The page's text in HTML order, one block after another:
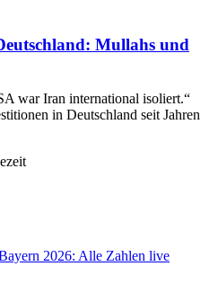
Mullahs und
war Iran international isoliert.“
in Deutschland seit Jahren